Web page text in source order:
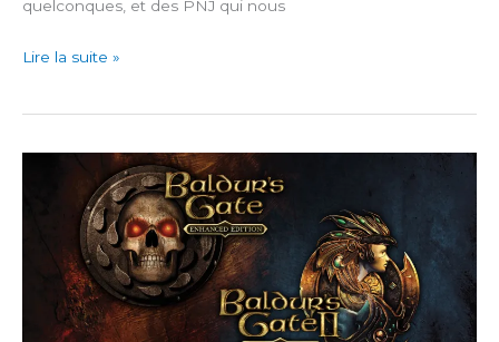
quelconques, et des PNJ qui nous
Legends
Amberland:
Lire la suite »